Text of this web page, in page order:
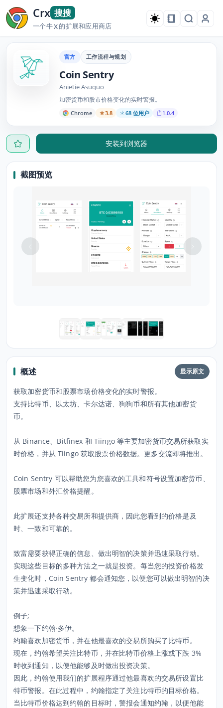
Crx 搜搜
一个牛X的扩展和应用商店
官方 工作流程与规划
Coin Sentry
Anietie Asuquo
加密货币和股市价格变化的实时警报。
Chrome 3.8 68 位用户 1.0.4
安装到浏览器
截图预览
概述 显示原文
获取加密货币和股票市场价格变化的实时警报。
支持比特币、以太坊、卡尔达诺、狗狗币和所有其他加密货
币。
从 Binance、Bitfinex 和 Tiingo 等主要加密货币交易所获取实
时价格，并从 Tiingo 获取股票价格数据。更多交流即将推出。
Coin Sentry 可以帮助您为您喜欢的工具和符号设置加密货币、
股票市场和外汇价格提醒。
此扩展还支持各种交易所和提供商，因此您看到的价格是及
时、一致和可靠的。
致富需要获得正确的信息、做出明智的决策并迅速采取行动。
实现这些目标的多种方法之一就是投资。每当您的投资价格发
生变化时，Coin Sentry 都会通知您，以便您可以做出明智的决
策并迅速采取行动。
例子;
想象一下约翰·多伊。
约翰喜欢加密货币，并在他最喜欢的交易所购买了比特币。
现在，约翰希望关注比特币，并在比特币价格上涨或下跌 3%
时收到通知，以便他能够及时做出投资决策。
因此，约翰使用我们的扩展程序通过他最喜欢的交易所设置比
特币警报。在此过程中，约翰指定了关注比特币的目标价格。
当比特币价格达到约翰的目标时，警报会通知约翰，以便他能